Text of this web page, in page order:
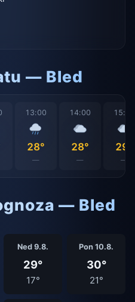
— Bled
13:00
28°
—
14:00
28°
—
15:00
29°
—
— Bled
Ned 9.8.
29°
17°
Pon 10.8.
30°
21°